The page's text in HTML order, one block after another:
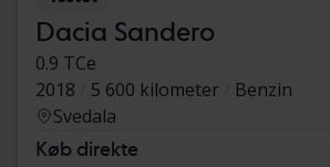
Dacia Sandero
0.9 TCe
2018
5 600 kilometer
Benzin
Svedala
Køb direkte